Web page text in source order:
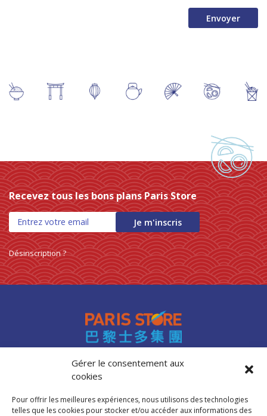
Gérer le consentement aux
cookies
Pour offrir les meilleures expériences, nous utilisons des technologies
telles que les cookies pour stocker et/ou accéder aux informations des
Envoyer
Recevez tous les bons plans Paris Store
Je m'inscris
Désinscription ?
Accès professionnels
FAQ